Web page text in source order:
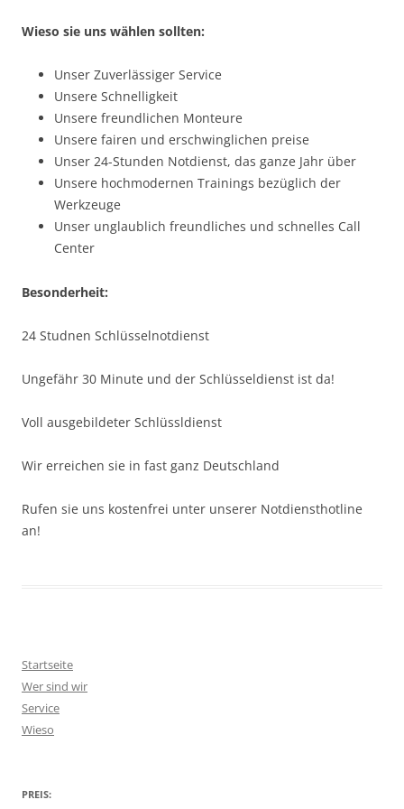
Wieso sie uns wählen sollten:
Unser Zuverlässiger Service
Unsere Schnelligkeit
Unsere freundlichen Monteure
Unsere fairen und erschwinglichen preise
Unser 24-Stunden Notdienst, das ganze Jahr über
Unsere hochmodernen Trainings bezüglich der
Werkzeuge
Unser unglaublich freundliches und schnelles Call
Center
Besonderheit:
24 Studnen Schlüsselnotdienst
Ungefähr 30 Minute und der Schlüsseldienst ist da!
Voll ausgebildeter Schlüssldienst
Wir erreichen sie in fast ganz Deutschland
Rufen sie uns kostenfrei unter unserer Notdiensthotline
an!
Startseite
Wer sind wir
Service
Wieso
PREIS: